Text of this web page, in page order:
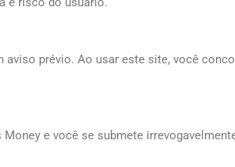
prévio. Ao usar este site, você
e você se submete